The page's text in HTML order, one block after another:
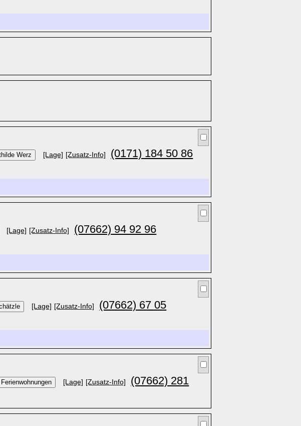
[Lage] [Zusatz-Info] (0171) 184 50 86
[Lage] [Zusatz-Info] (07662) 94 92 96
[Lage] [Zusatz-Info] (07662) 67 05
[Lage] [Zusatz-Info] (07662) 281